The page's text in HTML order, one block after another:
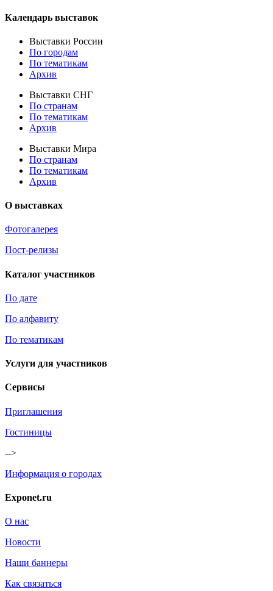
Календарь выставок
Выставки России
По городам
По тематикам
Архив
Выставки СНГ
По странам
По тематикам
Архив
Выставки Мира
По странам
По тематикам
Архив
О выставках
Фотогалерея
Пост-релизы
Каталог участников
По дате
По алфавиту
По тематикам
Услуги для участников
Сервисы
Приглашения
Гостиницы
-->
Информация о городах
Exponet.ru
О нас
Новости
Наши баннеры
Как связаться